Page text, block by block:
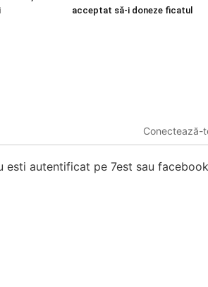
acceptat să-i doneze ficatul
Conectează-
esti autentificat pe 7est sau